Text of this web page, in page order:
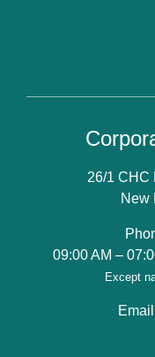
26/1 CHC
New
09:00 AM –
Except